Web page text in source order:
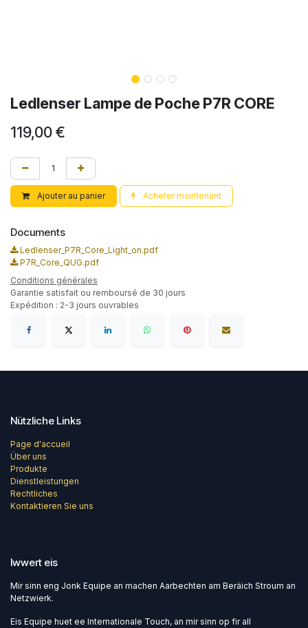
Ledlenser Lampe de Poche P7R CORE
119,00€
Ajouter au panier Acheter maintenant
Documents
Ledlenser_P7R_Core_Light_on.pdf
P7R_Core_QUG.pdf
Conditions générales
Garantie satisfait ou remboursé de 30 jours
Expédition : 2-3 jours ouvrables
Nützliche Links
Page d'accueil
Über uns
Produkte
Dienstleistungen
Rechtliches
Kontaktieren Sie uns
Iwwert eis
Mir sinn eng Jonk Equipe an machen Aarbechten am Beräich Stroum an
Netzwierk.
Eis Equipe huet ee Internationale Touch, an mir sinn op fir all